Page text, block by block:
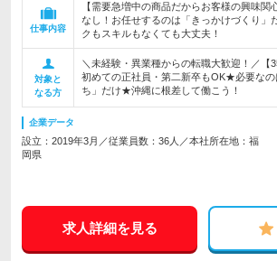
仕事内容
【需要急増中の商品だからお客様の興味
なし！お任せするのは「きっかけづくり」
クもスキルもなくても大丈夫！
対象と
なる方
＼未経験・異業種からの転職大歓迎！／【
初めての正社員・第二新卒もOK★必要な
ち」だけ★沖縄に根差して働こう！
企業データ
設立：2019年3月／従業員数：36人／本社所在地：福
岡県
求人詳細を見る